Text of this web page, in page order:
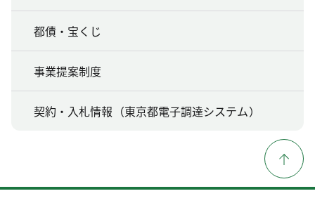
都債・宝くじ
事業提案制度
契約・入札情報（東京都電子調達システム）